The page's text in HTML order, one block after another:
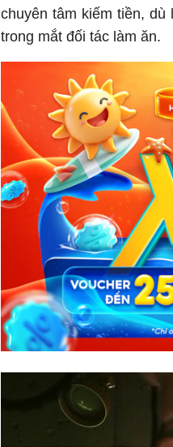
chuyên tâm kiếm tiền,
trong mắt đối tác làm ăn.